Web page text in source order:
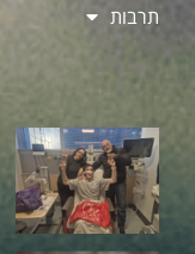
תרבות